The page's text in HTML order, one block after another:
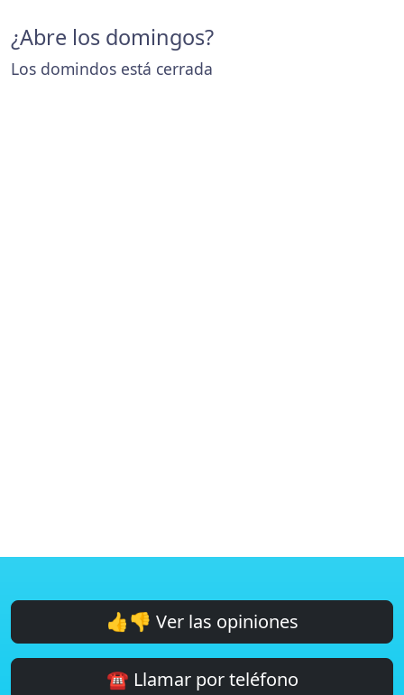
¿Abre los domingos?
Los domindos está cerrada
👍👎 Ver las opiniones
☎️ Llamar por teléfono